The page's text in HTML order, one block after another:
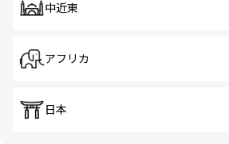
中近東
アフリカ
日本